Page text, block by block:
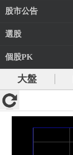
股市公告
選股
個股PK
大盤